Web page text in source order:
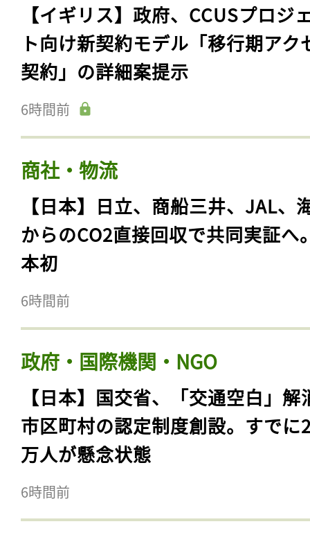
【イギリス】政府、CCUSプロジ
ト向け新契約モデル「移行期アク
契約」の詳細案提示
6時間前
商社・物流
【日本】日立、商船三井、JAL、
からのCO2直接回収で共同実証へ
本初
6時間前
政府・国際機関・NGO
【日本】国交省、「交通空白」解
市区町村の認定制度創設。すでに
万人が懸念状態
6時間前